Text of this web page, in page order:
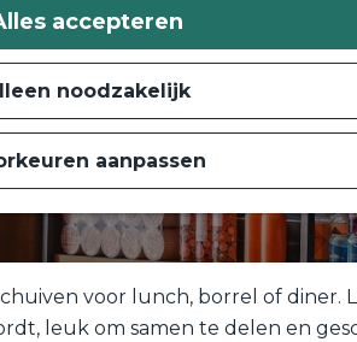
accepteren
noodzakelijk
aanpassen
voor lunch, borrel of diner.
leuk om samen te delen en